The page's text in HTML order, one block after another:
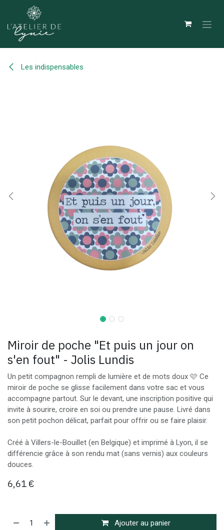
Se rendre au contenu
Les indispensables
Miroir de poche "Et puis un jour on
s'en fout" - Jolis Lundis
Un petit compagnon rempli de lumière et de mots doux 🩷 Ce
miroir de poche se glisse facilement dans votre sac et vous
accompagne partout. Sur le devant, une inscription positive qui
invite à sourire, croire en soi ou prendre une pause. Livré dans
son petit pochon délicat, parfait pour offrir ou se faire plaisir.
Créé à Villers-le-Bouillet (en Belgique) et imprimé à Lyon, il se
différencie grâce à son rendu mat (sans vernis) aux couleurs
douces.
6,61 €
Ajouter au panier